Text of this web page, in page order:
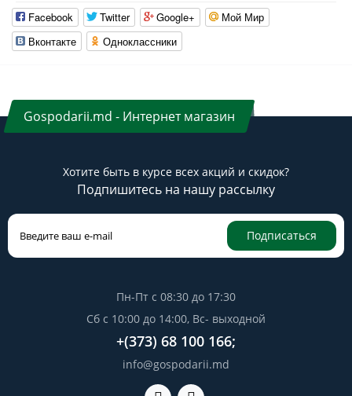
Facebook Twitter Google+
Мой Мир
Вконтакте
Одноклассники
Gospodarii.md - Интернет магазин
Хотите быть в курсе всех акций и скидок?
Подпишитесь на нашу рассылку
Подписаться
Пн-Пт с 08:30 до 17:30
Сб с 10:00 до 14:00, Вс- выходной
+(373) 68 100 166;
info@gospodarii.md